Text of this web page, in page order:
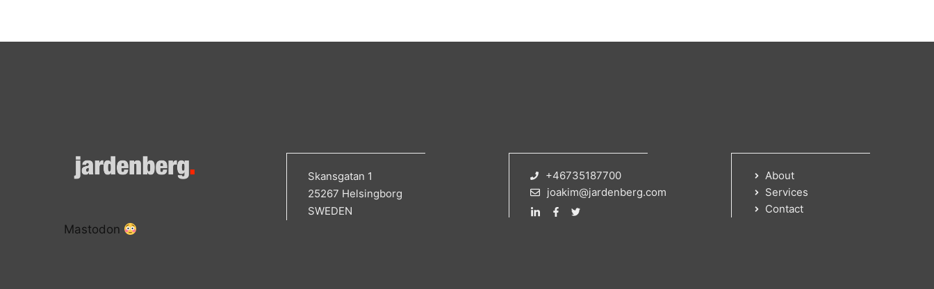
Skansgatan 1
25267 Helsingborg
SWEDEN
+46735187700
joakim@jardenberg.com
About
Services
Contact
Mastodon